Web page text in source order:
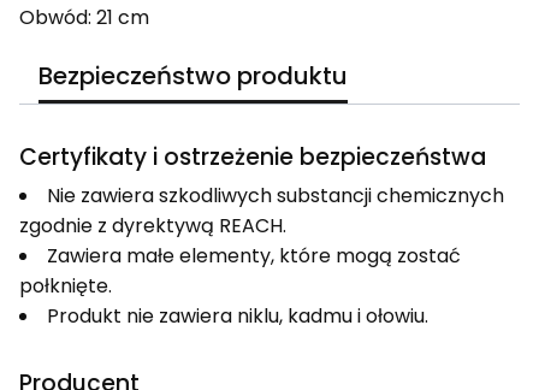
Obwód: 21 cm
Bezpieczeństwo produktu
Certyfikaty i ostrzeżenie bezpieczeństwa
Nie zawiera szkodliwych substancji chemicznych
zgodnie z dyrektywą REACH.
Zawiera małe elementy, które mogą zostać
połknięte.
Produkt nie zawiera niklu, kadmu i ołowiu.
Producent